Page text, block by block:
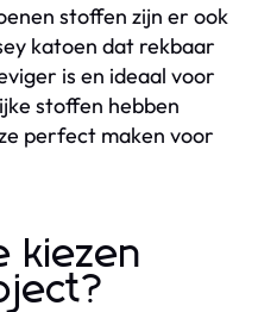
stoffen zijn er ook
katoen dat rekbaar
is en ideaal voor
stoffen hebben
perfect maken voor
kiezen